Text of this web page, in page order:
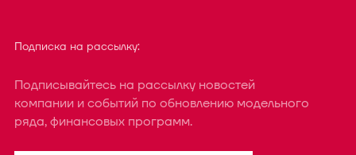
Подписка на рассылку:
Подписывайтесь на рассылку новостей
компании и событий по обновлению модельного
ряда, финансовых программ.